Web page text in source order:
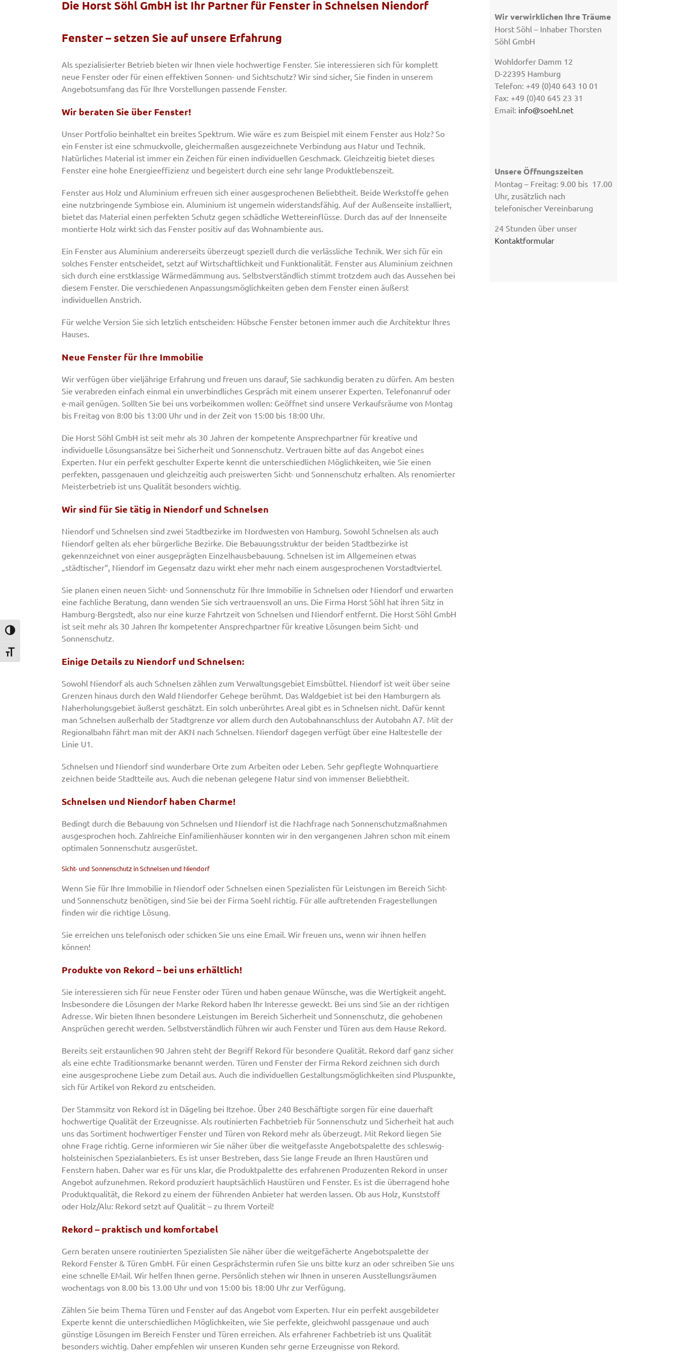
Umschalten auf hohe Kontraste
Schrift vergrößern
Die Horst Söhl GmbH ist Ihr Partner für Fenster in Schnelsen Niendorf
Fenster – setzen Sie auf unsere Erfahrung
Als spezialisierter Betrieb bieten wir Ihnen viele hochwertige Fenster. Sie interessieren sich für komplett
neue Fenster oder für einen effektiven Sonnen- und Sichtschutz? Wir sind sicher, Sie finden in unserem
Angebotsumfang das für Ihre Vorstellungen passende Fenster.
Wir beraten Sie über Fenster!
Unser Portfolio beinhaltet ein breites Spektrum. Wie wäre es zum Beispiel mit einem Fenster aus Holz? So
ein Fenster ist eine schmuckvolle, gleichermaßen ausgezeichnete Verbindung aus Natur und Technik.
Natürliches Material ist immer ein Zeichen für einen individuellen Geschmack. Gleichzeitig bietet dieses
Fenster eine hohe Energieeffizienz und begeistert durch eine sehr lange Produktlebenszeit.
Fenster aus Holz und Aluminium erfreuen sich einer ausgesprochenen Beliebtheit. Beide Werkstoffe gehen
eine nutzbringende Symbiose ein. Aluminium ist ungemein widerstandsfähig. Auf der Außenseite installiert,
bietet das Material einen perfekten Schutz gegen schädliche Wettereinflüsse. Durch das auf der Innenseite
montierte Holz wirkt sich das Fenster positiv auf das Wohnambiente aus.
Ein Fenster aus Aluminium andererseits überzeugt speziell durch die verlässliche Technik. Wer sich für ein
solches Fenster entscheidet, setzt auf Wirtschaftlichkeit und Funktionalität. Fenster aus Aluminium zeichnen
sich durch eine erstklassige Wärmedämmung aus. Selbstverständlich stimmt trotzdem auch das Aussehen bei
diesem Fenster. Die verschiedenen Anpassungsmöglichkeiten geben dem Fenster einen äußerst
individuellen Anstrich.
Für welche Version Sie sich letzlich entscheiden: Hübsche Fenster betonen immer auch die Architektur Ihres
Hauses.
Neue Fenster für Ihre Immobilie
Wir verfügen über vieljährige Erfahrung und freuen uns darauf, Sie sachkundig beraten zu dürfen. Am besten
Sie verabreden einfach einmal ein unverbindliches Gespräch mit einem unserer Experten. Telefonanruf oder
e-mail genügen. Sollten Sie bei uns vorbeikommen wollen: Geöffnet sind unsere Verkaufsräume von Montag
bis Freitag von 8:00 bis 13:00 Uhr und in der Zeit von 15:00 bis 18:00 Uhr.
Die Horst Söhl GmbH ist seit mehr als 30 Jahren der kompetente Ansprechpartner für kreative und
individuelle Lösungsansätze bei Sicherheit und Sonnenschutz. Vertrauen bitte auf das Angebot eines
Experten. Nur ein perfekt geschulter Experte kennt die unterschiedlichen Möglichkeiten, wie Sie einen
perfekten, passgenauen und gleichzeitig auch preiswerten Sicht- und Sonnenschutz erhalten. Als renomierter
Meisterbetrieb ist uns Qualität besonders wichtig.
Wir sind für Sie tätig in Niendorf und Schnelsen
Niendorf und Schnelsen sind zwei Stadtbezirke im Nordwesten von Hamburg. Sowohl Schnelsen als auch
Niendorf gelten als eher bürgerliche Bezirke. Die Bebauungsstruktur der beiden Stadtbezirke ist
gekennzeichnet von einer ausgeprägten Einzelhausbebauung. Schnelsen ist im Allgemeinen etwas
„städtischer“, Niendorf im Gegensatz dazu wirkt eher mehr nach einem ausgesprochenen Vorstadtviertel.
Sie planen einen neuen Sicht- und Sonnenschutz für Ihre Immobilie in Schnelsen oder Niendorf und erwarten
eine fachliche Beratung, dann wenden Sie sich vertrauensvoll an uns. Die Firma Horst Söhl hat ihren Sitz in
Hamburg-Bergstedt, also nur eine kurze Fahrtzeit von Schnelsen und Niendorf entfernt. Die Horst Söhl GmbH
ist seit mehr als 30 Jahren Ihr kompetenter Ansprechpartner für kreative Lösungen beim Sicht- und
Sonnenschutz.
Einige Details zu Niendorf und Schnelsen:
Sowohl Niendorf als auch Schnelsen zählen zum Verwaltungsgebiet Eimsbüttel. Niendorf ist weit über seine
Grenzen hinaus durch den Wald Niendorfer Gehege berühmt. Das Waldgebiet ist bei den Hamburgern als
Naherholungsgebiet äußerst geschätzt. Ein solch unberührtes Areal gibt es in Schnelsen nicht. Dafür kennt
man Schnelsen außerhalb der Stadtgrenze vor allem durch den Autobahnanschluss der Autobahn A7. Mit der
Regionalbahn fährt man mit der AKN nach Schnelsen. Niendorf dagegen verfügt über eine Haltestelle der
Linie U1.
Schnelsen und Niendorf sind wunderbare Orte zum Arbeiten oder Leben. Sehr gepflegte Wohnquartiere
zeichnen beide Stadtteile aus. Auch die nebenan gelegene Natur sind von immenser Beliebtheit.
Schnelsen und Niendorf haben Charme!
Bedingt durch die Bebauung von Schnelsen und Niendorf ist die Nachfrage nach Sonnenschutzmaßnahmen
ausgesprochen hoch. Zahlreiche Einfamilienhäuser konnten wir in den vergangenen Jahren schon mit einem
optimalen Sonnenschutz ausgerüstet.
Sicht- und Sonnenschutz in Schnelsen und Niendorf
Wenn Sie für Ihre Immobilie in Niendorf oder Schnelsen einen Spezialisten für Leistungen im Bereich Sicht-
und Sonnenschutz benötigen, sind Sie bei der Firma Soehl richtig. Für alle auftretenden Fragestellungen
finden wir die richtige Lösung.
Sie erreichen uns telefonisch oder schicken Sie uns eine Email. Wir freuen uns, wenn wir ihnen helfen
können!
Produkte von Rekord – bei uns erhältlich!
Sie interessieren sich für neue Fenster oder Türen und haben genaue Wünsche, was die Wertigkeit angeht.
Insbesondere die Lösungen der Marke Rekord haben Ihr Interesse geweckt. Bei uns sind Sie an der richtigen
Adresse. Wir bieten Ihnen besondere Leistungen im Bereich Sicherheit und Sonnenschutz, die gehobenen
Ansprüchen gerecht werden. Selbstverständlich führen wir auch Fenster und Türen aus dem Hause Rekord.
Bereits seit erstaunlichen 90 Jahren steht der Begriff Rekord für besondere Qualität. Rekord darf ganz sicher
als eine echte Traditionsmarke benannt werden. Türen und Fenster der Firma Rekord zeichnen sich durch
eine ausgesprochene Liebe zum Detail aus. Auch die individuellen Gestaltungsmöglichkeiten sind Pluspunkte,
sich für Artikel von Rekord zu entscheiden.
Der Stammsitz von Rekord ist in Dägeling bei Itzehoe. Über 240 Beschäftigte sorgen für eine dauerhaft
hochwertige Qualität der Erzeugnisse. Als routinierten Fachbetrieb für Sonnenschutz und Sicherheit hat auch
uns das Sortiment hochwertiger Fenster und Türen von Rekord mehr als überzeugt. Mit Rekord liegen Sie
ohne Frage richtig. Gerne informieren wir Sie näher über die weitgefasste Angebotspalette des schleswig-
holsteinischen Spezialanbieters. Es ist unser Bestreben, dass Sie lange Freude an Ihren Haustüren und
Fenstern haben. Daher war es für uns klar, die Produktpalette des erfahrenen Produzenten Rekord in unser
Angebot aufzunehmen. Rekord produziert hauptsächlich Haustüren und Fenster. Es ist die überragend hohe
Produktqualität, die Rekord zu einem der führenden Anbieter hat werden lassen. Ob aus Holz, Kunststoff
oder Holz/Alu: Rekord setzt auf Qualität – zu Ihrem Vorteil!
Rekord – praktisch und komfortabel
Gern beraten unsere routinierten Spezialisten Sie näher über die weitgefächerte Angebotspalette der
Rekord Fenster & Türen GmbH. Für einen Gesprächstermin rufen Sie uns bitte kurz an oder schreiben Sie uns
eine schnelle EMail. Wir helfen Ihnen gerne. Persönlich stehen wir Ihnen in unseren Ausstellungsräumen
wochentags von 8.00 bis 13.00 Uhr und von 15:00 bis 18:00 Uhr zur Verfügung.
Zählen Sie beim Thema Türen und Fenster auf das Angebot vom Experten. Nur ein perfekt ausgebildeter
Experte kennt die unterschiedlichen Möglichkeiten, wie Sie perfekte, gleichwohl passgenaue und auch
günstige Lösungen im Bereich Fenster und Türen erreichen. Als erfahrener Fachbetrieb ist uns Qualität
besonders wichtig. Daher empfehlen wir unseren Kunden sehr gerne Erzeugnisse von Rekord.
Wir verwirklichen Ihre Träume
Horst Söhl – Inhaber Thorsten
Söhl GmbH
Wohldorfer Damm 12
D-22395 Hamburg
Telefon: +49 (0)40 643 10 01
Fax: +49 (0)40 645 23 31
Email: info@soehl.net
Unsere Öffnungszeiten
Montag – Freitag: 9.00 bis 17.00
Uhr, zusätzlich nach
telefonischer Vereinbarung
24 Stunden über unser
Kontaktformular